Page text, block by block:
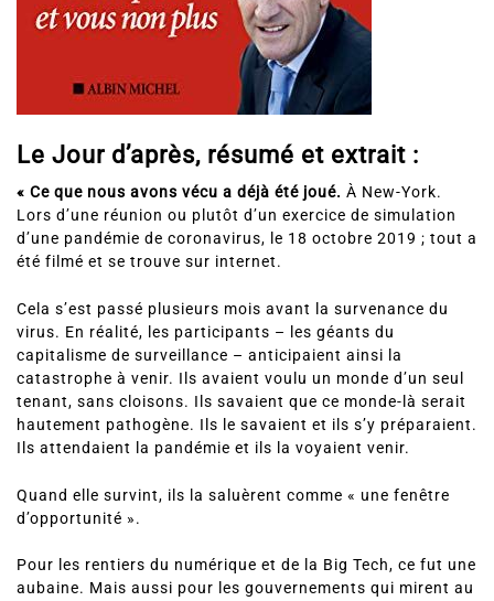
Le Jour d’après, résumé et extrait :
« Ce que nous avons vécu a déjà été joué. À New-York.
Lors d’une réunion ou plutôt d’un exercice de simulation
d’une pandémie de coronavirus, le 18 octobre 2019 ; tout a
été filmé et se trouve sur internet.
Cela s’est passé plusieurs mois avant la survenance du
virus. En réalité, les participants – les géants du
capitalisme de surveillance – anticipaient ainsi la
catastrophe à venir. Ils avaient voulu un monde d’un seul
tenant, sans cloisons. Ils savaient que ce monde-là serait
hautement pathogène. Ils le savaient et ils s’y préparaient.
Ils attendaient la pandémie et ils la voyaient venir.
Quand elle survint, ils la saluèrent comme « une fenêtre
d’opportunité ».
Pour les rentiers du numérique et de la Big Tech, ce fut une
aubaine. Mais aussi pour les gouvernements qui mirent au